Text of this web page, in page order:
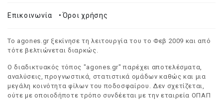
Επικοινωνία •Όροι χρήσης
Το agones.gr ξεκίνησε τη λειτουργία του το Φεβ 2009 και από
τότε βελτιώνεται διαρκώς.
Ο διαδικτυακός τόπος "agones.gr" παρέχει αποτελέσματα,
αναλύσεις, προγνωστικά, στατιστικά ομάδων καθώς και μια
μεγάλη κοινότητα φίλων του ποδοσφαίρου. Δεν σχετίζεται,
ούτε με οποιοδήποτε τρόπο συνδέεται με την εταιρεία ΟΠΑΠ